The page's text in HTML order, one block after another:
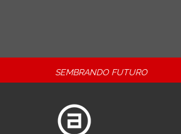
SEMBRANDO FUTURO